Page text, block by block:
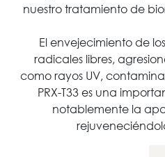
nuestro tratamiento de
El envejecimiento de
radicales libres,
como rayos UV,
PRX-T33 es una
notablemente la